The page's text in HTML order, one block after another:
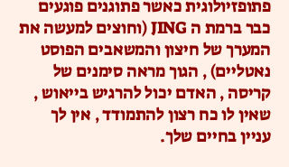
פתופזיולוגית כאשר פתוגנים פוגעים
כבר ברמת ה JING (וחוצים למעשה את
המערך של חיצון והמשאבים הפוסט
נאטליים) , הגוך מראה סימנים של
קריסה , האדם יכול להרגיש בייאוש ,
שאין לו כח רצון להתמודד , אין לך
עניין בחיים שלך.